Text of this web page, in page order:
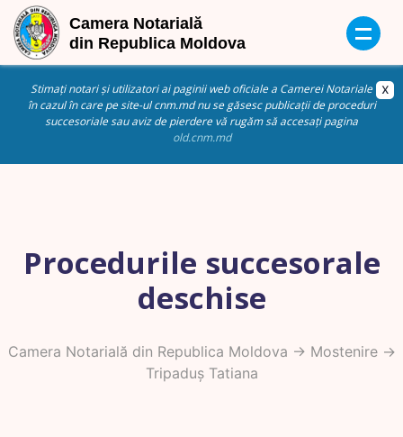
Stimați notari și utilizatori ai paginii web oficiale a Camerei Notariale
în cazul în care pe site-ul cnm.md nu se găsesc publicații de proceduri
succesoriale sau aviz de pierdere vă rugăm să accesați pagina
old.cnm.md
Procedurile succesorale
deschise
Camera Notarială din Republica Moldova -> Mostenire->
Tripaduș Tatiana